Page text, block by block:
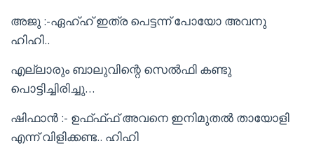
അജു :-ഏഹ്ഹ് ഇത്ര പെട്ടന്ന് പോയോ അവനു
ഹിഹി..
എല്ലാരും ബാലുവിന്റെ സെൽഫി കണ്ടു
പൊട്ടിച്ചിരിച്ചു…
ഷിഫാൻ :- ഉഫ്ഫ്ഫ് അവനെ ഇനിമുതൽ തായോളി
എന്ന് വിളിക്കണ്ട.. ഹിഹി